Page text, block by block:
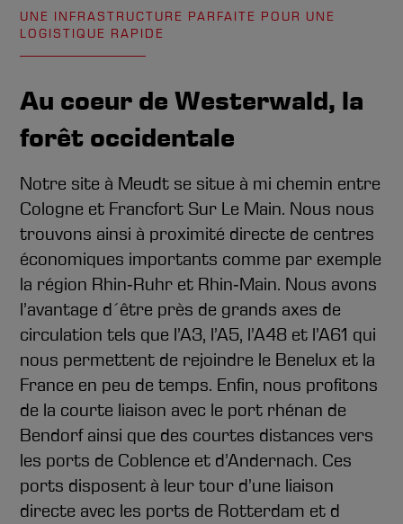
UNE INFRASTRUCTURE PARFAITE POUR UNE
LOGISTIQUE RAPIDE
Au coeur de Westerwald, la
forêt occidentale
Notre site à Meudt se situe à mi chemin entre
Cologne et Francfort Sur Le Main. Nous nous
trouvons ainsi à proximité directe de centres
économiques importants comme par exemple
la région Rhin‑Ruhr et Rhin‑Main. Nous avons
l’avantage d´être près de grands axes de
circulation tels que l’A3, l’A5, l’A48 et l’A61 qui
nous permettent de rejoindre le Benelux et la
France en peu de temps. Enfin, nous profitons
de la courte liaison avec le port rhénan de
Bendorf ainsi que des courtes distances vers
les ports de Coblence et d’Andernach. Ces
ports disposent à leur tour d’une liaison
directe avec les ports de Rotterdam et d